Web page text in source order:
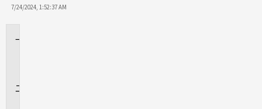
7/24/2024, 1:52:37 AM